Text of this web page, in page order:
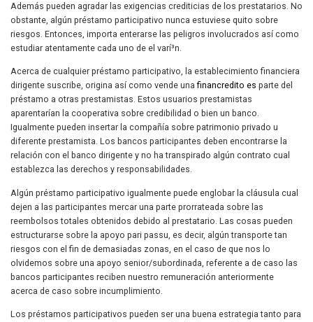
Además pueden agradar las exigencias crediticias de los prestatarios. No
obstante, algún préstamo participativo nunca estuviese quito sobre
riesgos. Entonces, importa enterarse las peligros involucrados así­ como
estudiar atentamente cada uno de el varí³n.
Acerca de cualquier préstamo participativo, la establecimiento financiera
dirigente suscribe, origina así­ como vende unafinancredito es parte del
préstamo a otras prestamistas. Estos usuarios prestamistas
aparentarían la cooperativa sobre credibilidad o bien un banco.
Igualmente pueden insertar la compañía sobre patrimonio privado u
diferente prestamista. Los bancos participantes deben encontrarse la
relación con el banco dirigente y no ha transpirado algún contrato cual
establezca las derechos y responsabilidades.
Algún préstamo participativo igualmente puede englobar la cláusula cual
dejen a las participantes mercar una parte prorrateada sobre las
reembolsos totales obtenidos debido al prestatario. Las cosas pueden
estructurarse sobre la apoyo pari passu, es decir, algún transporte tan
riesgos con el fin de demasiadas zonas, en el caso de que nos lo
olvidemos sobre una apoyo senior/subordinada, referente a de caso las
bancos participantes reciben nuestro remuneración anteriormente
acerca de caso sobre incumplimiento.
Los préstamos participativos pueden ser una buena estrategia tanto para